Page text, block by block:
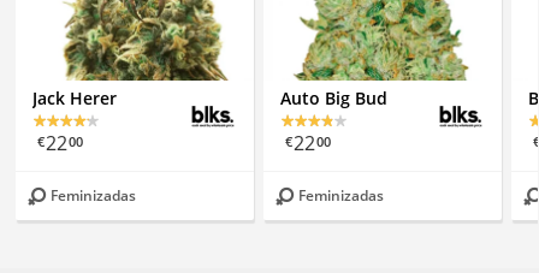
Jack Herer
€2200
Feminizadas
Auto Big Bud
€2200
Feminizadas